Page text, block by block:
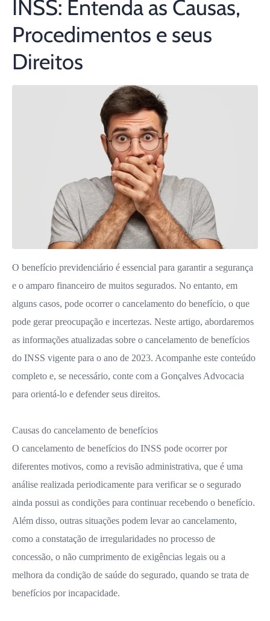
INSS: Entenda as Causas,
Procedimentos e seus
Direitos
O benefício previdenciário é essencial para garantir a segurança
e o amparo financeiro de muitos segurados. No entanto, em
alguns casos, pode ocorrer o cancelamento do benefício, o que
pode gerar preocupação e incertezas. Neste artigo, abordaremos
as informações atualizadas sobre o cancelamento de benefícios
do INSS vigente para o ano de 2023. Acompanhe este conteúdo
completo e, se necessário, conte com a Gonçalves Advocacia
para orientá-lo e defender seus direitos.
Causas do cancelamento de benefícios
O cancelamento de benefícios do INSS pode ocorrer por
diferentes motivos, como a revisão administrativa, que é uma
análise realizada periodicamente para verificar se o segurado
ainda possui as condições para continuar recebendo o benefício.
Além disso, outras situações podem levar ao cancelamento,
como a constatação de irregularidades no processo de
concessão, o não cumprimento de exigências legais ou a
melhora da condição de saúde do segurado, quando se trata de
benefícios por incapacidade.